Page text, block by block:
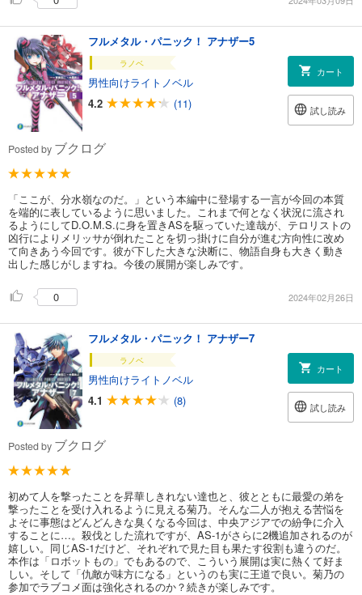
フルメタル・パニック！ アナザー5
ラノベ
男性向けライトノベル
4.2
(11)
カート
試し読み
Posted by ブクログ
「ここが、分水嶺なのだ。」という本編中に登場する一言が今回の本質
を端的に表しているように思いました。これまで何となく状況に流され
るようにしてD.O.M.S.に身を置きASを駆っていた達哉が、テロリストの
凶行によりメリッサが倒れたことを切っ掛けに自分が進む方向性に改め
て向きあう今回です。彼が下した大きな決断に、物語自身も大きく動き
出した感じがしますね。今後の展開が楽しみです。
0 2024年02月26日
フルメタル・パニック！ アナザー7
ラノベ
男性向けライトノベル
4.1
(8)
カート
試し読み
Posted by ブクログ
初めて人を撃ったことを昇華しきれない達也と、彼とともに最愛の弟を
撃ったことを受け入れるように見える菊乃。そんな二人が抱える苦悩を
よそに事態はどんどんきな臭くなる今回は、中央アジアでの紛争に介入
することに…。殺伐とした流れですが、AS-1がさらに2機追加されるのが
嬉しい。同じAS-1だけど、それぞれで見た目も果たす役割も違うのだ。
本作は「ロボットもの」でもあるので、こういう展開は実に熱くて好ま
しい。そして「仇敵が味方になる」というのも実に王道で良い。菊乃の
参加でラブコメ面は強化されるのか？続きが楽しみです。